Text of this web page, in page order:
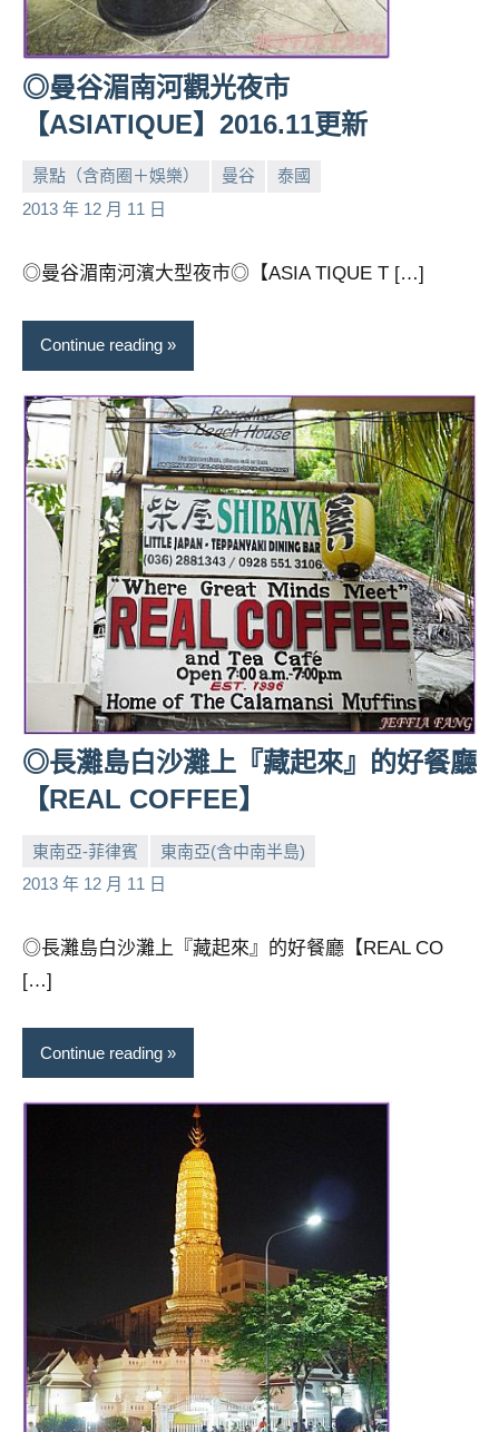
◎曼谷湄南河觀光夜市
【ASIATIQUE】2016.11更新
景點（含商圈＋娛樂） 曼谷
泰國
2013 年 12 月 11 日
小
No
◎曼谷湄南河濱大型夜市◎【ASIA TIQUE T […]
Continue reading
◎長灘島白沙灘上『藏起來』的好餐廳
【REAL COFFEE】
東南亞-菲律賓
東南亞(含中南半島)
2013 年 12 月 11 日
小
No
◎長灘島白沙灘上『藏起來』的好餐廳【REAL CO
[…]
Continue reading